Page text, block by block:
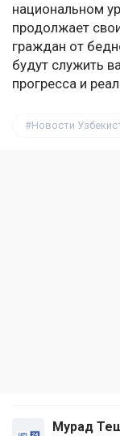
национальном
продолжает
граждан от
будут служить
прогресса и
Новости
Мурад